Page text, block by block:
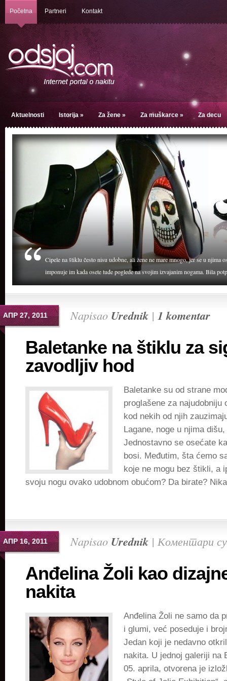
Početna Partneri Kontakt
Aktuelnosti Istorija » Za žene » Za muškarce » Za decu
Cipele na štiklu često nisu udobne, ali žene ne mare mnogo, jer se u njima
imponuje im kada osete tuđe poglede na svojim izvajanim nogama. Bila
АПР 27, 2011 Napisao Urednik | 1 komentar
Baletanke na štiklu za
zavodljiv hod
Baletanke su od strane
proglašene za najudobniju
kod nekih od njih
Lagane, noge u njima
Jednostavno se osećate
bosi. Međutim, šta ćemo
koje ne mogu bez štikli, a
svoju nogu ovako udobnom obućom? Da birate?
АПР 16, 2011 Napisao Urednik | Коментари
Anđelina Žoli kao
nakita
Anđelina Žoli ne samo da
i glumi, već poseduje i
Jedan koji je nedavno
nakita. U jednoj galeriji na
05. aprila, otvorena je